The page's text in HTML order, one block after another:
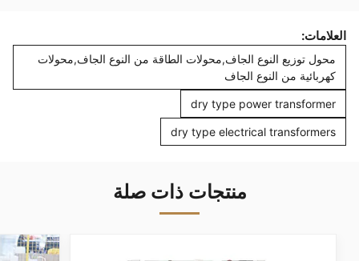
العلامات:
محول توزيع النوع الجاف,محولات الطاقة من النوع الجاف,محولات
كهربائية من النوع الجاف
dry type power transformer
dry type electrical transformers
منتجات ذات صلة